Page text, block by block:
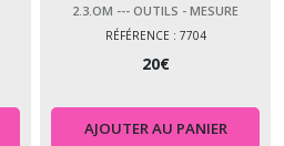
2.3.OM --- OUTILS - MESURE
RÉFÉRENCE : 7704
20€
AJOUTER AU PANIER